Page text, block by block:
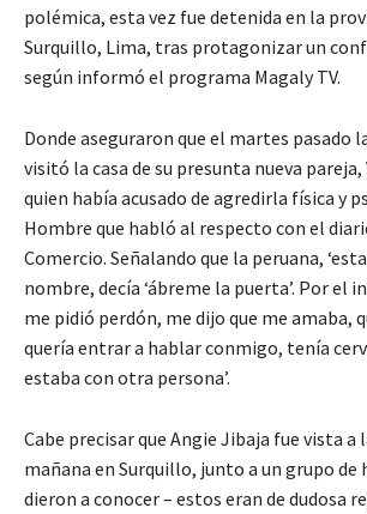
polémica, esta vez fue detenida en la
Surquillo, Lima, tras protagonizar un
según informó el programa Magaly TV.
Donde aseguraron que el martes pasado
visitó la casa de su presunta nueva
quien había acusado de agredirla física y
Hombre que habló al respecto con el
Comercio. Señalando que la peruana,
nombre, decía ‘ábreme la puerta’. Por el
me pidió perdón, me dijo que me amaba,
quería entrar a hablar conmigo, tenía
estaba con otra persona’.
Cabe precisar que Angie Jibaja fue vista a
mañana en Surquillo, junto a un grupo de
dieron a conocer – estos eran de dudosa